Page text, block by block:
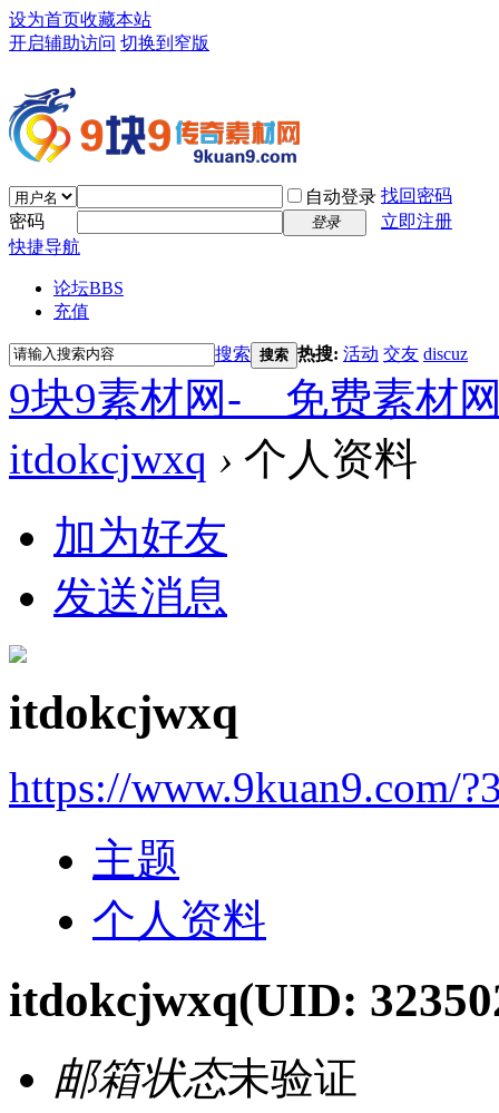
设为首页收藏本站
开启辅助访问 切换到窄版
自动登录 找回密码
密码
登录
立即注册
快捷导航
论坛BBS
充值
搜索 搜索 热搜: 活动 交友 discuz
9块9素材网-＿免费素材
itdokcjwxq › 个人资料
加为好友
发送消息
itdokcjwxq
https://www.9kuan9.com/
主题
个人资料
itdokcjwxq(UID:
邮箱状态未验证